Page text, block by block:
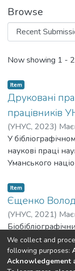
Browse
Recent
Now showing 1 -
Item
Друковані
працівників
(УНУС, 2023)
Олейніченко
У
наукові праці
Уманського
Item
Єщенко
(УНУС, 2021)
Наталя
Бондаренко
«Вчені
працівнику
We collect and
following purposes:
Acknowledgement